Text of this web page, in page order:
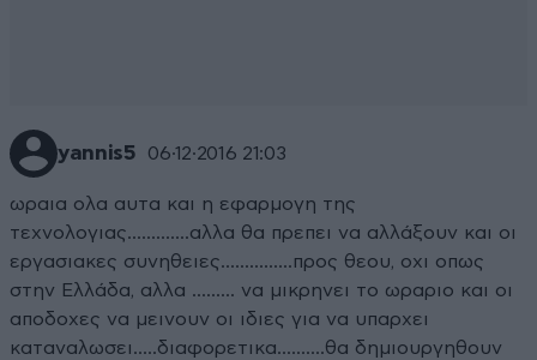
yannis5 06·12·2016 21:03
ωραια ολα αυτα και η εφαρμογη της
τεχνολογιας.............αλλα θα πρεπει να αλλάξουν και οι
εργασιακες συνηθειες...............προς θεου, οχι οπως
στην Ελλάδα, αλλα ......... να μικρηνει το ωραριο και οι
αποδοχες να μεινουν οι ιδιες για να υπαρχει
καταναλωσει.....διαφορετικα..........θα δημιουργηθουν